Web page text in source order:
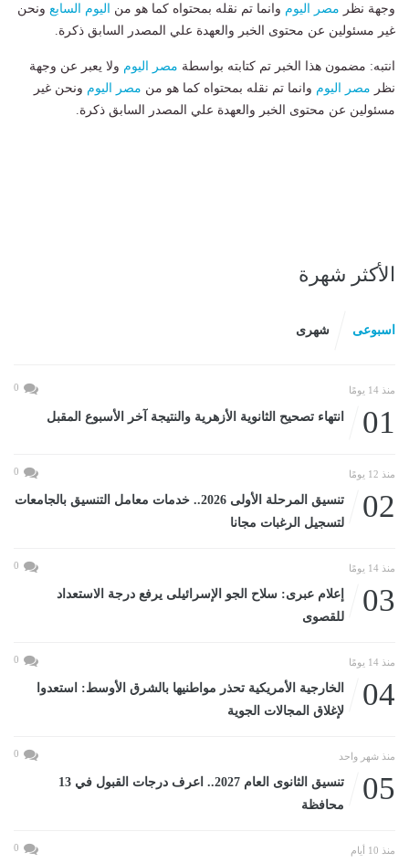
وجهة نظر مصر اليوم وانما تم نقله بمحتواه كما هو من اليوم السابع ونحن
غير مسئولين عن محتوى الخبر والعهدة علي المصدر السابق ذكرة.
انتبه: مضمون هذا الخبر تم كتابته بواسطة مصر اليوم ولا يعبر عن وجهة
نظر مصر اليوم وانما تم نقله بمحتواه كما هو من مصر اليوم ونحن غير
مسئولين عن محتوى الخبر والعهدة علي المصدر السابق ذكرة.
الأكثر شهرة
اسبوعى شهرى
منذ 14 يومًا 0
01 انتهاء تصحيح الثانوية الأزهرية والنتيجة آخر الأسبوع المقبل
منذ 12 يومًا 0
02
تنسيق المرحلة الأولى 2026.. خدمات معامل التنسيق بالجامعات
لتسجيل الرغبات مجانا
منذ 14 يومًا 0
03
إعلام عبرى: سلاح الجو الإسرائيلى يرفع درجة الاستعداد
للقصوى
منذ 14 يومًا 0
04
الخارجية الأمريكية تحذر مواطنيها بالشرق الأوسط: استعدوا
لإغلاق المجالات الجوية
منذ شهر واحد 0
05
تنسيق الثانوى العام 2027.. اعرف درجات القبول في 13
محافظة
منذ 10 أيام 0